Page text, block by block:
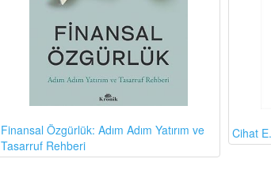
Finansal Özgürlük: Adım Adım Yatırım ve
Tasarruf Rehberi
Cihat